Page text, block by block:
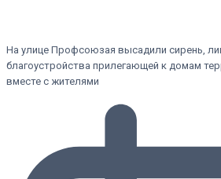
На улице Профсоюзая высадили сирень,
благоустройства прилегающей к домам
вместе с жителями